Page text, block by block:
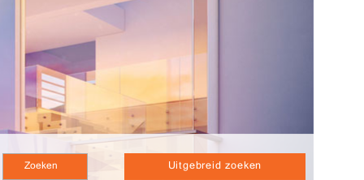
Uitgebreid zoeken